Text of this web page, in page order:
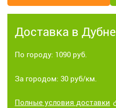
Доставка в Дубне
По городу: 1090 руб.
За городом: 30 руб/км.
Полные условия доставки